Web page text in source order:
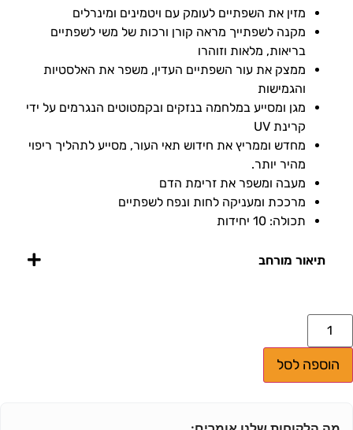
מזין את השפתיים לעומק עם ויטמינים ומינרלים
מקנה לשפתייך מראה קורן ורכות של משי לשפתיים
בריאות, מלאות וזוהרו
ממצק את עור השפתיים העדין, משפר את האלסטיות
והגמישות
מגן ומסייע במלחמה בנזקים ובקמטוטים הנגרמים על ידי
קרינת UV
מחדש וממריץ את חידוש תאי העור, מסייע לתהליך ריפוי
מהיר יותר.
מעבה ומשפר את זרימת הדם
מרככת ומעניקה לחות ונפח לשפתיים
תכולה: 10 יחידות
תיאור מורחב
הוספה לסל